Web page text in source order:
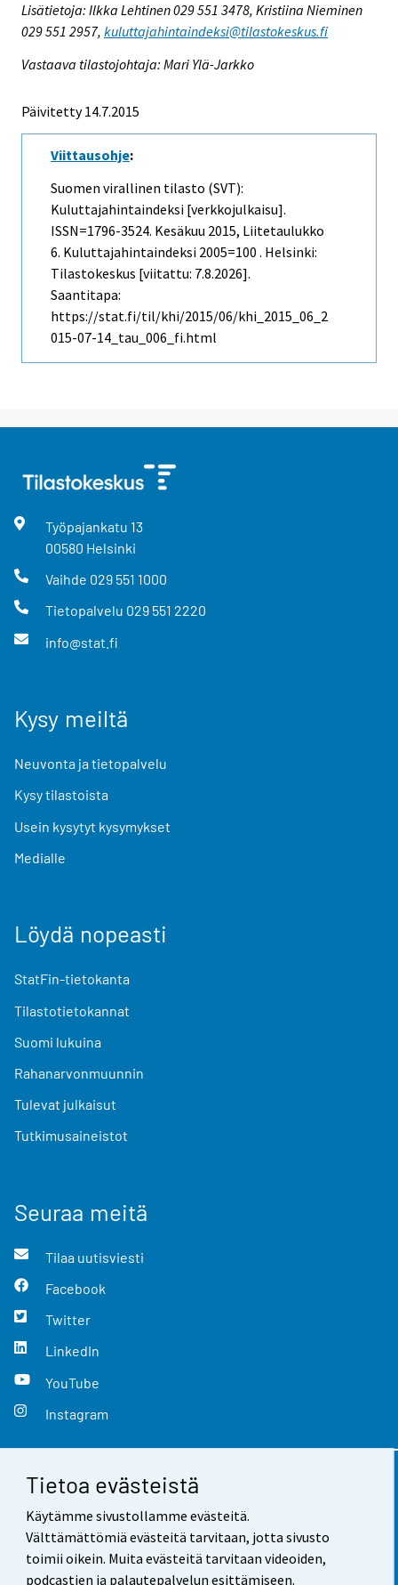
Tietoa evästeistä
Käytämme sivustollamme evästeitä.
Välttämättömiä evästeitä tarvitaan, jotta sivusto
toimii oikein. Muita evästeitä tarvitaan videoiden,
podcastien ja palautepalvelun esittämiseen.
Lisätietoja: Ilkka Lehtinen 029 551 3478, Kristiina Nieminen
029 551 2957, kuluttajahintaindeksi@tilastokeskus.fi
Vastaava tilastojohtaja: Mari Ylä-Jarkko
Päivitetty 14.7.2015
Viittausohje:
Suomen virallinen tilasto (SVT):
Kuluttajahintaindeksi [verkkojulkaisu].
ISSN=1796-3524. Kesäkuu 2015, Liitetaulukko
6. Kuluttajahintaindeksi 2005=100 . Helsinki:
Tilastokeskus [viitattu: 7.8.2026].
Saantitapa:
https://stat.fi/til/khi/2015/06/khi_2015_06_2
015-07-14_tau_006_fi.html
Työpajankatu 13
00580 Helsinki
Vaihde 029 551 1000
Tietopalvelu 029 551 2220
info@stat.fi
Kysy meiltä
Neuvonta ja tietopalvelu
Kysy tilastoista
Usein kysytyt kysymykset
Medialle
Löydä nopeasti
StatFin-tietokanta
Tilastotietokannat
Suomi lukuina
Rahanarvonmuunnin
Tulevat julkaisut
Tutkimusaineistot
Seuraa meitä
Tilaa uutisviesti
Facebook
Twitter
LinkedIn
YouTube
Instagram
Yhteystiedot
Palaute
Käyttöehdot